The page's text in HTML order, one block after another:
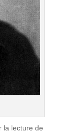
la lecture de